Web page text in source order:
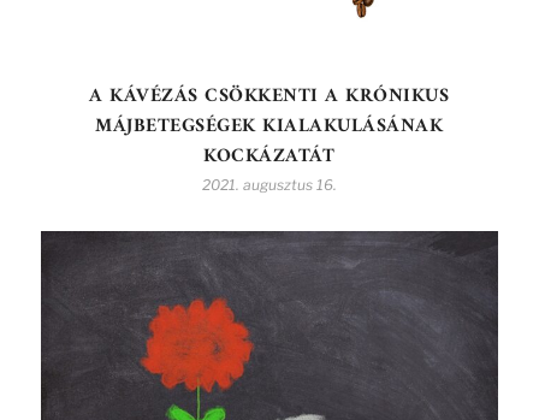
A KÁVÉZÁS CSÖKKENTI A KRÓNIKUS
MÁJBETEGSÉGEK KIALAKULÁSÁNAK
KOCKÁZATÁT
2021. augusztus 16.